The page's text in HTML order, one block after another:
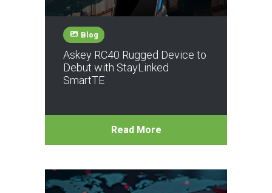
Blog
Askey RC40 Rugged Device to
Debut with StayLinked
SmartTE
Read More